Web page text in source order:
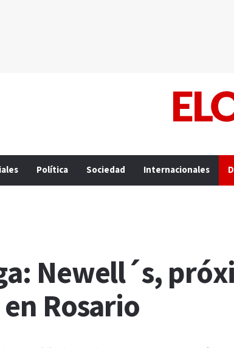
Política Sociedad Internacionales
Newell´s,
Rosario